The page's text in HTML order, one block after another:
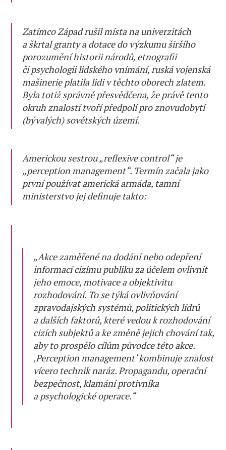
Zatímco Západ rušil místa na univerzitách
a škrtal granty a dotace do výzkumu širšího
porozumění historii národů, etnografii
či psychologii lidského vnímání, ruská vojenská
mašinerie platila lidi v těchto oborech zlatem.
Byla totiž správně přesvědčena, že právě tento
okruh znalostí tvoří předpolí pro znovudobytí
(bývalých) sovětských území.
Americkou sestrou „reflexive control“ je
„perception management“. Termín začala jako
první používat americká armáda, tamní
ministerstvo jej definuje takto:
„Akce zaměřené na dodání nebo odepření
informací cizímu publiku za účelem ovlivnit
jeho emoce, motivace a objektivitu
rozhodování. To se týká ovlivňování
zpravodajských systémů, politických lídrů
a dalších faktorů, které vedou k rozhodování
cizích subjektů a ke změně jejich chování tak,
aby to prospělo cílům původce této akce.
‚Perception management‘ kombinuje znalost
vícero technik naráz. Propagandu, operační
bezpečnost, klamání protivníka
a psychologické operace.“